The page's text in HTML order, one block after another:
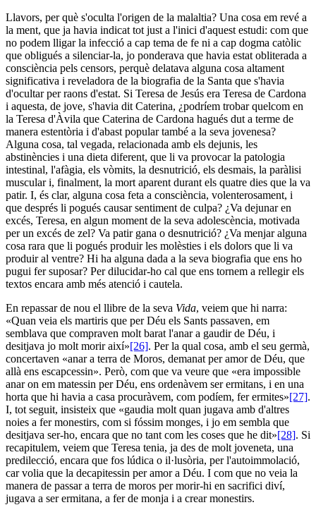
Llavors, per què s'oculta l'origen de la malaltia? Una cosa em revé a
la ment, que ja havia indicat tot just a l'inici d'aquest estudi: com que
no podem lligar la infecció a cap tema de fe ni a cap dogma catòlic
que obligués a silenciar-la, jo ponderava que havia estat obliterada a
consciència pels censors, perquè delatava alguna cosa altament
significativa i reveladora de la biografia de la Santa que s'havia
d'ocultar per raons d'estat. Si Teresa de Jesús era Teresa de Cardona
i aquesta, de jove, s'havia dit Caterina, ¿podríem trobar quelcom en
la Teresa d'Àvila que Caterina de Cardona hagués dut a terme de
manera estentòria i d'abast popular també a la seva jovenesa?
Alguna cosa, tal vegada, relacionada amb els dejunis, les
abstinències i una dieta diferent, que li va provocar la patologia
intestinal, l'afàgia, els vòmits, la desnutrició, els desmais, la paràlisi
muscular i, finalment, la mort aparent durant els quatre dies que la va
patir. I, és clar, alguna cosa feta a consciència, volenterosament, i
que després li pogués causar sentiment de culpa? ¿Va dejunar en
excés, Teresa, en algun moment de la seva adolescència, motivada
per un excés de zel? Va patir gana o desnutrició? ¿Va menjar alguna
cosa rara que li pogués produir les molèsties i els dolors que li va
produir al ventre? Hi ha alguna dada a la seva biografia que ens ho
pugui fer suposar? Per dilucidar-ho cal que ens tornem a rellegir els
textos encara amb més atenció i cautela.
En repassar de nou el llibre de la seva Vida, veiem que hi narra:
«Quan veia els martiris que per Déu els Sants passaven, em
semblava que compraven molt barat l'anar a gaudir de Déu, i
desitjava jo molt morir així»[26]. Per la qual cosa, amb el seu germà,
concertaven «anar a terra de Moros, demanat per amor de Déu, que
allà ens escapcessin». Però, com que va veure que «era impossible
anar on em matessin per Déu, ens ordenàvem ser ermitans, i en una
horta que hi havia a casa procuràvem, com podíem, fer ermites»[27].
I, tot seguit, insisteix que «gaudia molt quan jugava amb d'altres
noies a fer monestirs, com si fóssim monges, i jo em sembla que
desitjava ser-ho, encara que no tant com les coses que he dit»[28]. Si
recapitulem, veiem que Teresa tenia, ja des de molt joveneta, una
predilecció, encara que fos lúdica o il·lusòria, per l'autoimmolació,
car volia que la decapitessin per amor a Déu. I com que no veia la
manera de passar a terra de moros per morir-hi en sacrifici diví,
jugava a ser ermitana, a fer de monja i a crear monestirs.